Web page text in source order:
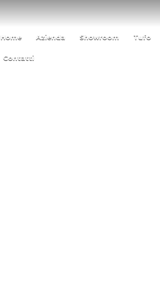
Home Azienda Showroom Tufo
Contatti